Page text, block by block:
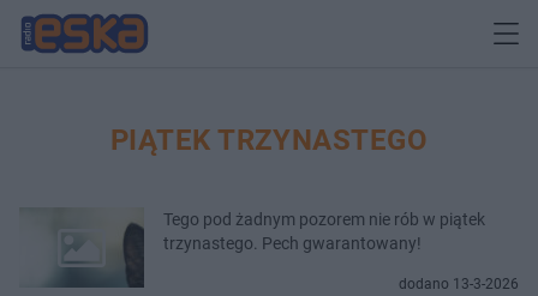
PIĄTEK TRZYNASTEGO
Tego pod żadnym pozorem nie rób w piątek
trzynastego. Pech gwarantowany!
dodano 13-3-2026